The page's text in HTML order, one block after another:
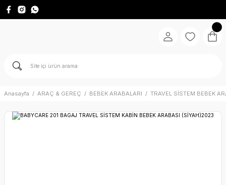
Anasayfa ARAÇ & GEREÇ BEBEK ARABALARI TRAVEL SİSTEM BEBEK